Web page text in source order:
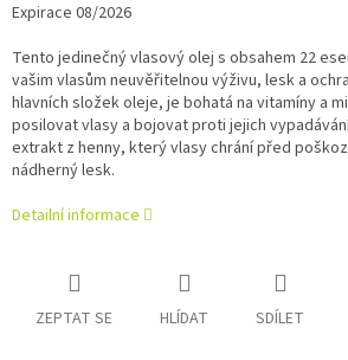
Expirace 08/2026
Tento jedinečný vlasový olej s obsahem 22
vašim vlasům neuvěřitelnou výživu, lesk a
hlavních složek oleje, je bohatá na vitamíny a
posilovat vlasy a bojovat proti jejich
extrakt z henny, který vlasy chrání před
nádherný lesk.
Detailní informace
ZEPTAT SE HLÍDAT SDÍLET